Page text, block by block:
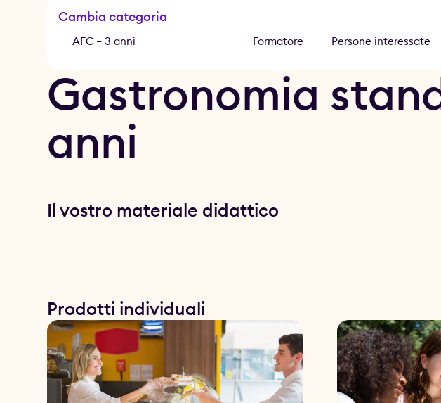
Cambia categoria
AFC – 3 anni Formatore Persone interessate
Gastronomia
anni
Il vostro materiale didattico
Prodotti individuali